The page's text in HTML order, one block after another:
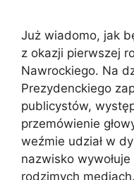
Już wiadomo, jak
z okazji pierwszej
Nawrockiego. Na
Prezydenckiego
publicystów,
przemówienie
weźmie udział w
nazwisko
rodzimych